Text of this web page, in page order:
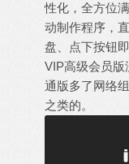
性化，全方位
动制作程序，
盘、点下按钮
VIP高级会员
通版多了网络
之类的。